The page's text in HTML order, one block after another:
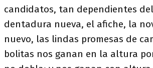
candidatos, tan dependientes
dentadura nueva, el afiche, la
nuevo, las lindas promesas de
bolitas nos ganan en la altura